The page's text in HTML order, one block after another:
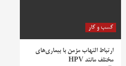
کسب و کار
ارتباط التهاب مزمن با بیماری‌های
مختلف مانند HPV